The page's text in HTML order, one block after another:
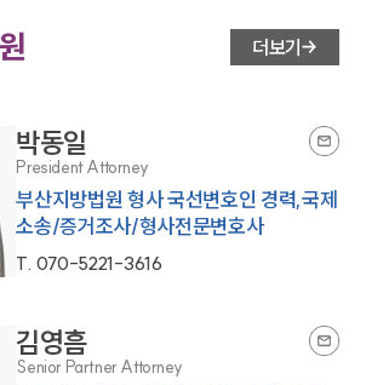
더보기
박동일
President Attorney
부산지방법원 형사 국선변호인 경력,국제
소송/증거조사/형사전문변호사
T. 070-5221-3616
김영흠
Senior Partner Attorney